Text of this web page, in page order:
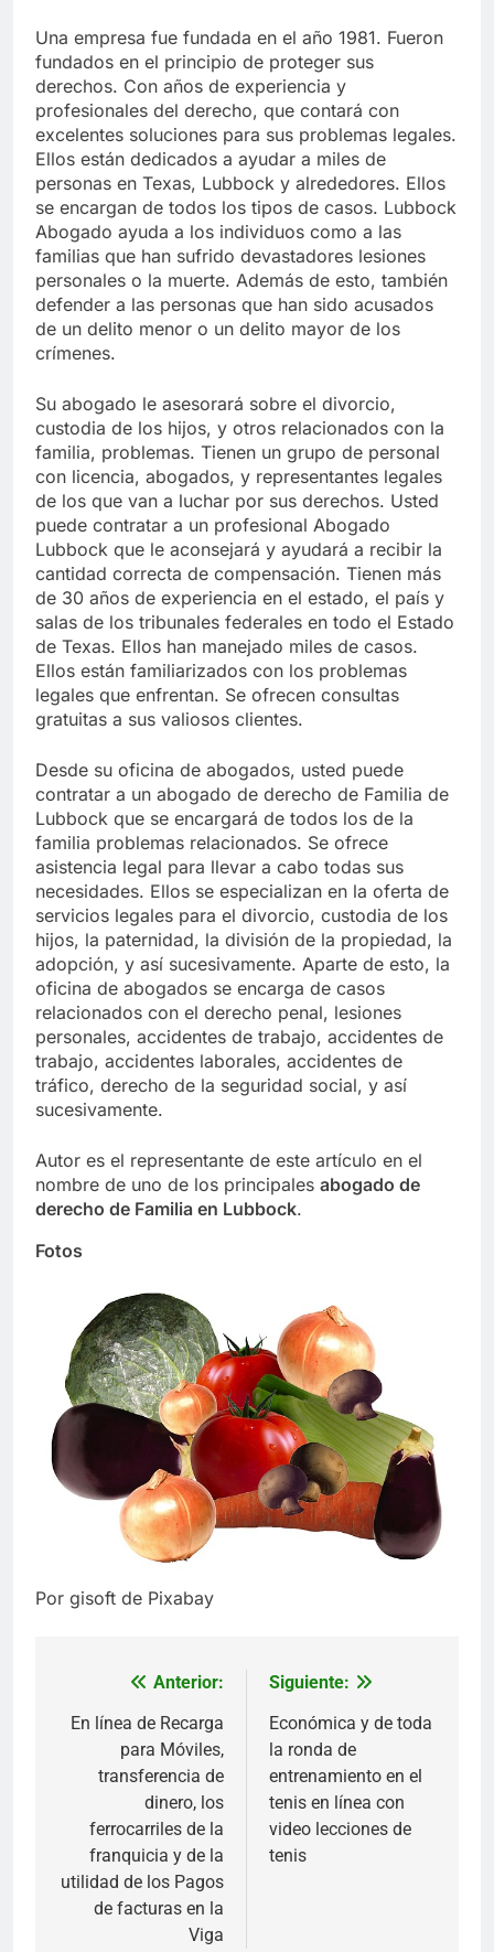
Una empresa fue fundada en el año 1981. Fueron
fundados en el principio de proteger sus
derechos. Con años de experiencia y
profesionales del derecho, que contará con
excelentes soluciones para sus problemas legales.
Ellos están dedicados a ayudar a miles de
personas en Texas, Lubbock y alrededores. Ellos
se encargan de todos los tipos de casos. Lubbock
Abogado ayuda a los individuos como a las
familias que han sufrido devastadores lesiones
personales o la muerte. Además de esto, también
defender a las personas que han sido acusados
de un delito menor o un delito mayor de los
crímenes.
Su abogado le asesorará sobre el divorcio,
custodia de los hijos, y otros relacionados con la
familia, problemas. Tienen un grupo de personal
con licencia, abogados, y representantes legales
de los que van a luchar por sus derechos. Usted
puede contratar a un profesional Abogado
Lubbock que le aconsejará y ayudará a recibir la
cantidad correcta de compensación. Tienen más
de 30 años de experiencia en el estado, el país y
salas de los tribunales federales en todo el Estado
de Texas. Ellos han manejado miles de casos.
Ellos están familiarizados con los problemas
legales que enfrentan. Se ofrecen consultas
gratuitas a sus valiosos clientes.
Desde su oficina de abogados, usted puede
contratar a un abogado de derecho de Familia de
Lubbock que se encargará de todos los de la
familia problemas relacionados. Se ofrece
asistencia legal para llevar a cabo todas sus
necesidades. Ellos se especializan en la oferta de
servicios legales para el divorcio, custodia de los
hijos, la paternidad, la división de la propiedad, la
adopción, y así sucesivamente. Aparte de esto, la
oficina de abogados se encarga de casos
relacionados con el derecho penal, lesiones
personales, accidentes de trabajo, accidentes de
trabajo, accidentes laborales, accidentes de
tráfico, derecho de la seguridad social, y así
sucesivamente.
Autor es el representante de este artículo en el
nombre de uno de los principales abogado de
derecho de Familia en Lubbock.
Fotos
Por gisoft de Pixabay
Navegación
de
entradas
Anterior:
En línea de Recarga
para Móviles,
transferencia de
dinero, los
ferrocarriles de la
franquicia y de la
utilidad de los Pagos
de facturas en la
Viga
Siguiente:
Económica y de toda
la ronda de
entrenamiento en el
tenis en línea con
video lecciones de
tenis